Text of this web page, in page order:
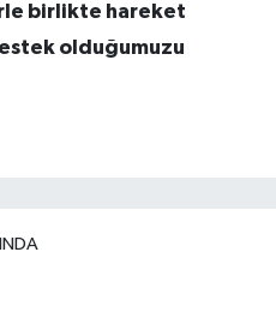
birlikte hareket
olduğumuzu